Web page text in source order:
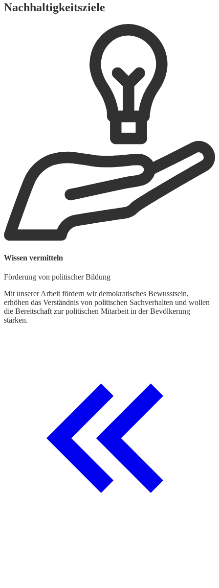
Nachhaltigkeitsziele
Wissen vermitteln
Förderung von politischer Bildung
Mit unserer Arbeit fördern wir demokratisches Bewusstsein,
erhöhen das Verständnis von politischen Sachverhalten und wollen
die Bereitschaft zur politischen Mitarbeit in der Bevölkerung
stärken.